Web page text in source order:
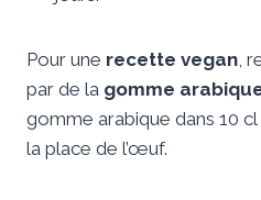
Pour une recette vegan ,
par de la gomme
gomme arabique dans 10 cl
la place de l’œuf.